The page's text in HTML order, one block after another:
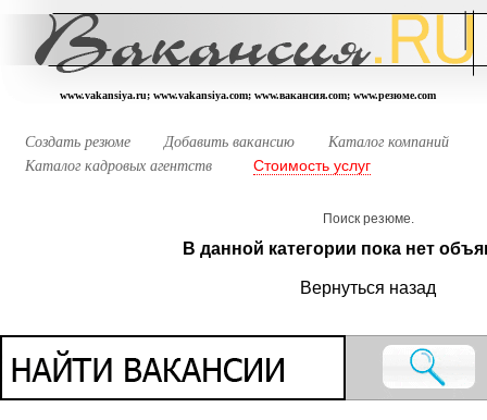
www.vakansiya.ru; www.vakansiya.com; www.вакансия.com; www.резюме.com
Создать резюме Добавить вакансию
Каталог компаний
Каталог кадровых агентств
Стоимость услуг
Поиск резюме.
В данной категории пока нет
Вернуться назад